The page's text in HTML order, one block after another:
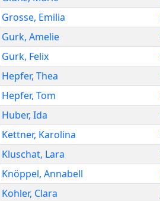
Grosse, Emilia
Gurk, Amelie
Gurk, Felix
Hepfer, Thea
Hepfer, Tom
Huber, Ida
Kettner, Karolina
Kluschat, Lara
Knöppel, Annabell
Kohler, Clara